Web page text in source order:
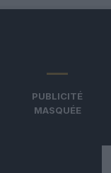
PUBLICITÉ
MASQUÉE